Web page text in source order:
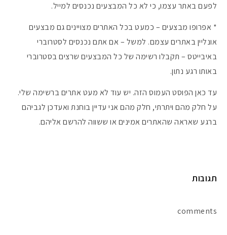
לפעם באתר עצמו, כי לא כל המבצעים נכנסים למייל.
* אפרופו מבצעים – כמעט בכל האתרים מצויינים גם מבצעים
אונליין באתרים עצמם. למשל – אם אתם נכנסים לסטרוברי
באיבייטס – תקבלו רשימה של כל המבצעים שרצים בסטרוברי
באותו רגע נתון.
עד כאן הפוסט העמוס הזה. יש עוד לא מעט אתרים ברשימה שלי.
על חלק מהם ויתרתי, חלק מהם אני עדיין בוחנת ואעדכן לגביהם
ברגע שאראה שהאתרים אמינים או ששווה להרשם אליהם.
תגובות
comments